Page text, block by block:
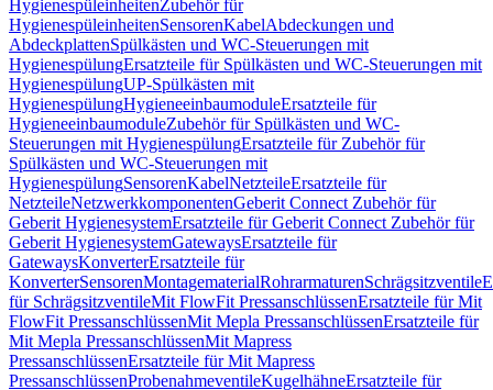
HygienespüleinheitenZubehör für
HygienespüleinheitenSensorenKabelAbdeckungen und
AbdeckplattenSpülkästen und WC-Steuerungen mit
HygienespülungErsatzteile für Spülkästen und WC-Steuerungen mit
HygienespülungUP-Spülkästen mit
HygienespülungHygieneeinbaumoduleErsatzteile für
HygieneeinbaumoduleZubehör für Spülkästen und WC-
Steuerungen mit HygienespülungErsatzteile für Zubehör für
Spülkästen und WC-Steuerungen mit
HygienespülungSensorenKabelNetzteileErsatzteile für
NetzteileNetzwerkkomponentenGeberit Connect Zubehör für
Geberit HygienesystemErsatzteile für Geberit Connect Zubehör für
Geberit HygienesystemGatewaysErsatzteile für
GatewaysKonverterErsatzteile für
KonverterSensorenMontagematerialRohrarmaturenSchrägsitzventile
für SchrägsitzventileMit FlowFit PressanschlüssenErsatzteile für Mit
FlowFit PressanschlüssenMit Mepla PressanschlüssenErsatzteile für
Mit Mepla PressanschlüssenMit Mapress
PressanschlüssenErsatzteile für Mit Mapress
PressanschlüssenProbenahmeventileKugelhähneErsatzteile für